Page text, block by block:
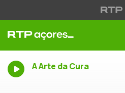
A Arte da Cura